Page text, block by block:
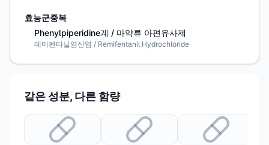
효능군중복
Phenylpiperidine계 / 마약류 아편유사제
레미펜타닐염산염 / Remifentanil Hydrochloride
같은 성분, 다른 함량